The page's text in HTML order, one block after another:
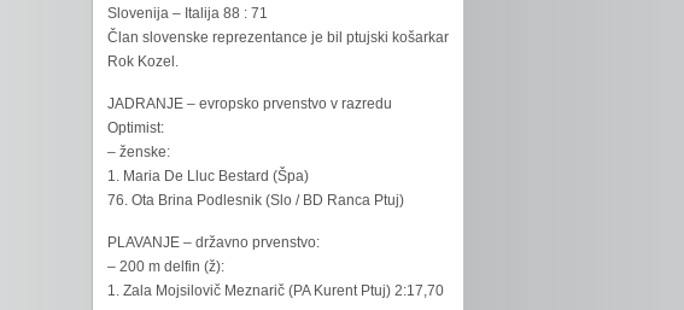
Slovenija – Italija 88 : 71
Član slovenske reprezentance je bil ptujski košarkar
Rok Kozel.
JADRANJE – evropsko prvenstvo v razredu
Optimist:
– ženske:
1. Maria De Lluc Bestard (Špa)
76. Ota Brina Podlesnik (Slo / BD Ranca Ptuj)
PLAVANJE – državno prvenstvo:
– 200 m delfin (ž):
1. Zala Mojsilovič Meznarič (PA Kurent Ptuj) 2:17,70